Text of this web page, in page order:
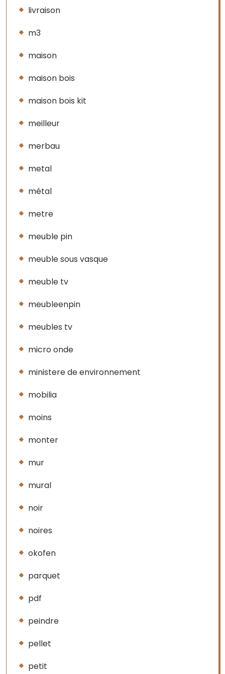
livraison
m3
maison
maison bois
maison bois kit
meilleur
merbau
metal
métal
metre
meuble pin
meuble sous vasque
meuble tv
meubleenpin
meubles tv
micro onde
ministere de environnement
mobilia
moins
monter
mur
mural
noir
noires
okofen
parquet
pdf
peindre
pellet
petit